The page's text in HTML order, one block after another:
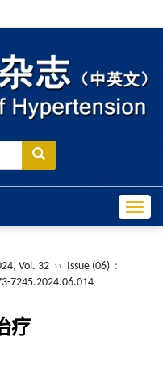
Vol. 32 ›› Issue (06) :
7245.2024.06.014
疗